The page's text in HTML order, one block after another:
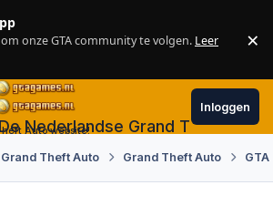
onze GTA community te volgen. Leer
×
Nederlandse Grand Theft Auto
Auto website!
Inloggen
Grand Theft Auto Grand Theft Auto